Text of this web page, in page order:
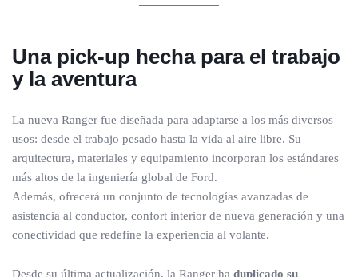
Una pick-up hecha para el trabajo
y la aventura
La nueva Ranger fue diseñada para adaptarse a los más diversos
usos: desde el trabajo pesado hasta la vida al aire libre. Su
arquitectura, materiales y equipamiento incorporan los estándares
más altos de la ingeniería global de Ford.
Además, ofrecerá un conjunto de tecnologías avanzadas de
asistencia al conductor, confort interior de nueva generación y una
conectividad que redefine la experiencia al volante.
Desde su última actualización, la Ranger ha duplicado su